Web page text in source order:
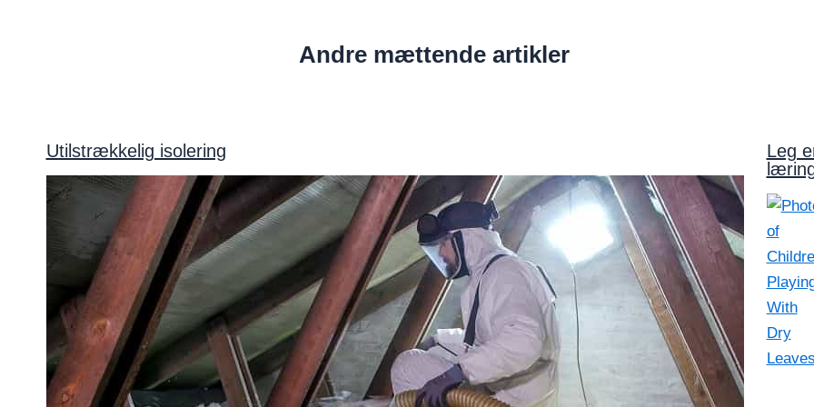
Andre mættende artikler
Utilstrækkelig isolering
Leg